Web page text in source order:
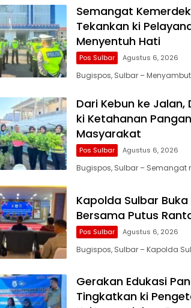
Semangat
Tekankan ki
Menyentuh Hati
Pos Sulbar Agustus 6, 2026
Bugispos, Sulbar –
Dari Kebun ke
ki Ketahanan
Masyarakat
Pos Sulbar Agustus 6, 2026
Bugispos, Sulbar –
Kapolda Sulbar
Bersama Putus
Pos Sulbar Agustus 6, 2026
Bugispos, Sulbar – Kapolda
Gerakan Edukasi
Tingkatkan ki